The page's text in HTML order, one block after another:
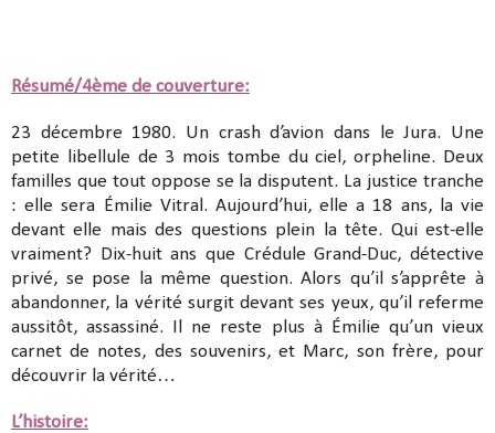
Résumé/4ème de couverture:
23 décembre 1980. Un crash d’avion dans le Jura. Une
petite libellule de 3 mois tombe du ciel, orpheline. Deux
familles que tout oppose se la disputent. La justice tranche
: elle sera Émilie Vitral. Aujourd’hui, elle a 18 ans, la vie
devant elle mais des questions plein la tête. Qui est-elle
vraiment? Dix-huit ans que Crédule Grand-Duc, détective
privé, se pose la même question. Alors qu’il s’apprête à
abandonner, la vérité surgit devant ses yeux, qu’il referme
aussitôt, assassiné. Il ne reste plus à Émilie qu’un vieux
carnet de notes, des souvenirs, et Marc, son frère, pour
découvrir la vérité…
L’histoire: